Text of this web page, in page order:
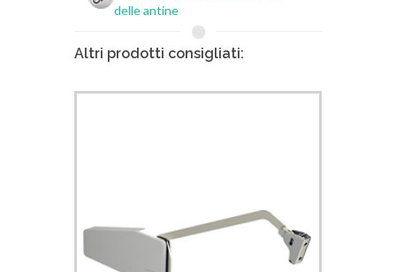
delle antine
Altri prodotti consigliati: